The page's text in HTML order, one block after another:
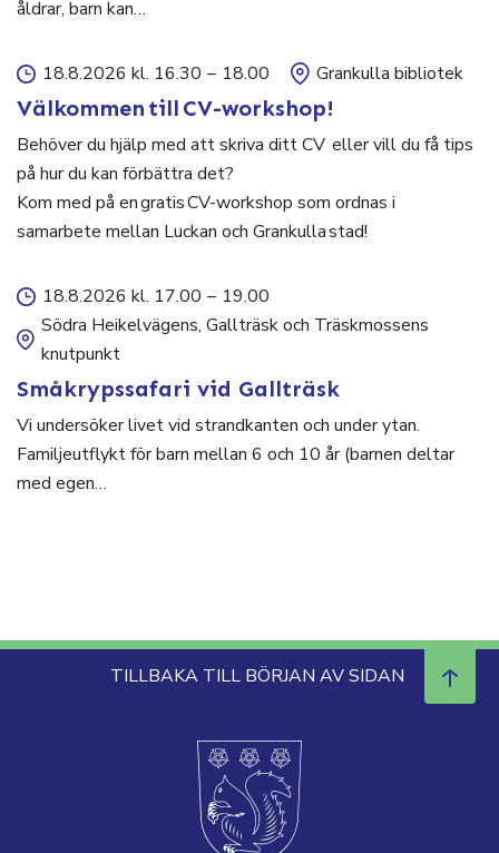
åldrar, barn kan…
18.8.2026 kl. 16.30 – 18.00 Grankulla bibliotek
Välkommen till CV-workshop!
Behöver du hjälp med att skriva ditt CV eller vill du få tips
på hur du kan förbättra det?
Kom med på en gratis CV-workshop som ordnas i
samarbete mellan Luckan och Grankulla stad!
18.8.2026 kl. 17.00 – 19.00
Södra Heikelvägens, Gallträsk och Träskmossens
knutpunkt
Småkrypssafari vid Gallträsk
Vi undersöker livet vid strandkanten och under ytan.
Familjeutflykt för barn mellan 6 och 10 år (barnen deltar
med egen…
TILLBAKA TILL BÖRJAN AV SIDAN